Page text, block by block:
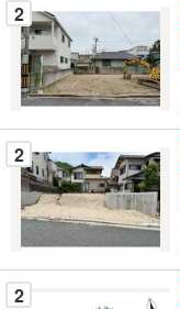
件
を
マ
イ
ペ
ー
ジ
に
保
存
す
る
2
2
2